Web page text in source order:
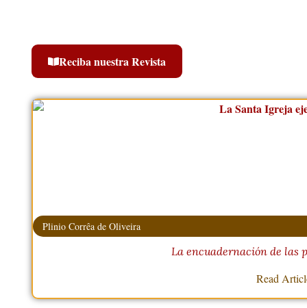
Reciba nuestra Revista
Plinio Corrêa de Oliveira
La encuadernación de las
Read